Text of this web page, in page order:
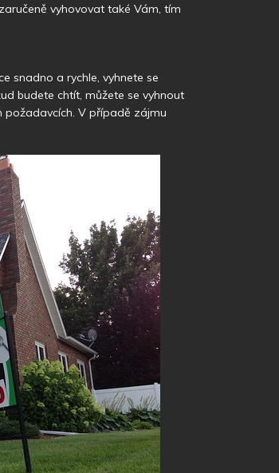
vyhovovat také Vám, tím
snadno a rychle, vyhnete se
budete chtít, můžete se vyhnout
požadavcích. V případě zájmu